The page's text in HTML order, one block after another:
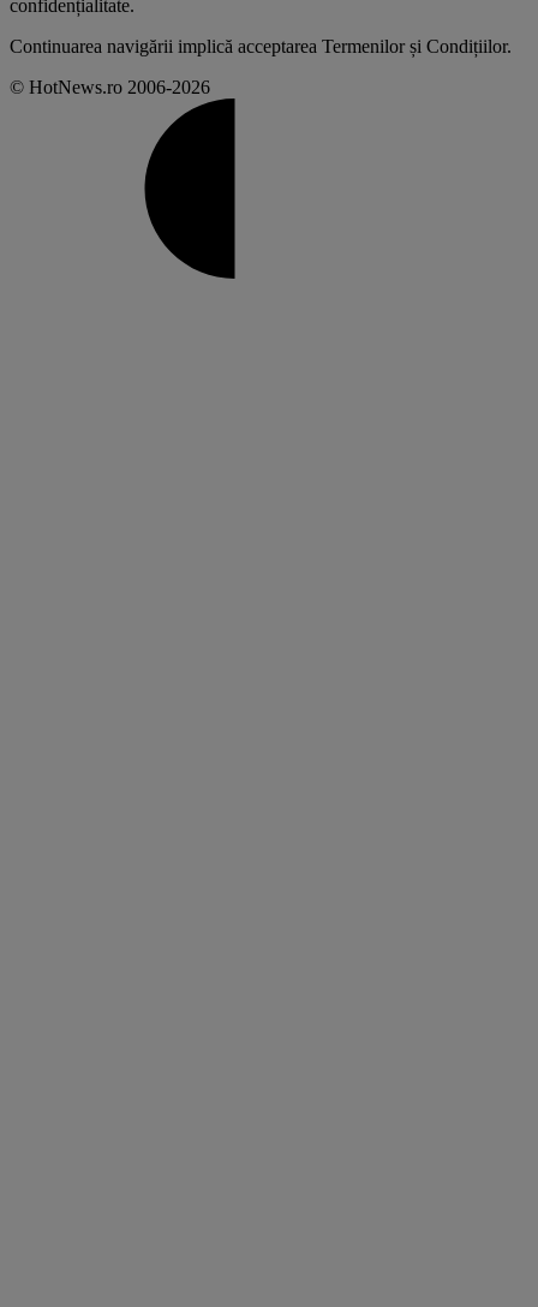
confidențialitate.
Continuarea navigării implică acceptarea Termenilor și Condițiilor.
© HotNews.ro 2006-2026